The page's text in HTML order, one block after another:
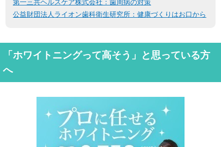
第一三共ヘルスケア株式会社：歯周病の対策
公益財団法人ライオン歯科衛生研究所：健康づくりはお口から
「ホワイトニングって高そう」と思っている方
へ